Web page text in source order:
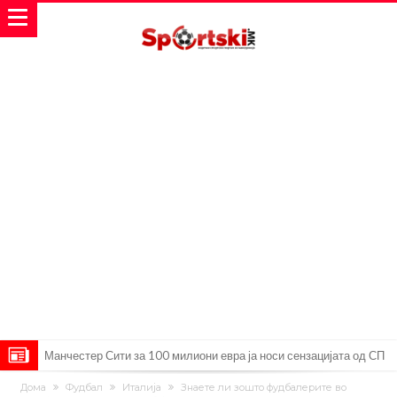
Тикет на денот (недела, 09.08.2026)
Дома Фудбал Италија
Знаете ли зошто фудбалерите во